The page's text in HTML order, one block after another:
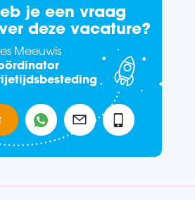
je een vraag
deze vacature?
Meeuwis